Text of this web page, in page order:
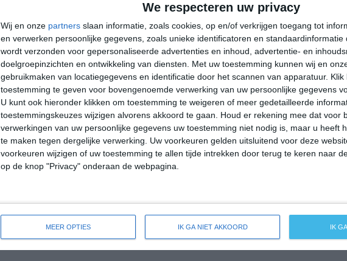
We respecteren uw privacy
Wij en onze partners slaan informatie, zoals cookies, op en/of verkrijgen toegang tot
en verwerken persoonlijke gegevens, zoals unieke identificatoren en
wordt verzonden voor gepersonaliseerde advertenties en inhoud, advertentie- en
doelgroepinzichten en ontwikkeling van diensten.
Met uw toestemming kunnen wij en
gebruikmaken van locatiegegevens en identificatie door het scannen van apparatuur. Klik
toestemming te geven voor bovengenoemde verwerking van uw persoonlijke gegevens
U kunt ook hieronder klikken om toestemming te weigeren of meer gedetailleerde
toestemmingskeuzes wijzigen alvorens akkoord te gaan.
Houd er rekening mee dat voor
verwerkingen van uw persoonlijke gegevens uw toestemming niet nodig is, maar u heeft
te maken tegen dergelijke verwerking. Uw voorkeuren gelden uitsluitend voor deze
voorkeuren wijzigen of uw toestemming te allen tijde intrekken door terug te keren naar
op de knop "Privacy" onderaan de webpagina.
MEER OPTIES IK GA NIET AKKOORD IK
18°C 21°C 24°C 26°C
00:00 03:00 06:00 09:00 12:00 15:00
00:00 03:00 06:00 09:00 12:00 15:00
Z 3 Z 3 ZZW 3 ZZW 3 WZW 3 WNW 3
00:00 03:00 06:00
bekijk de uitgebreide weersverwachting voor Lester Prairie